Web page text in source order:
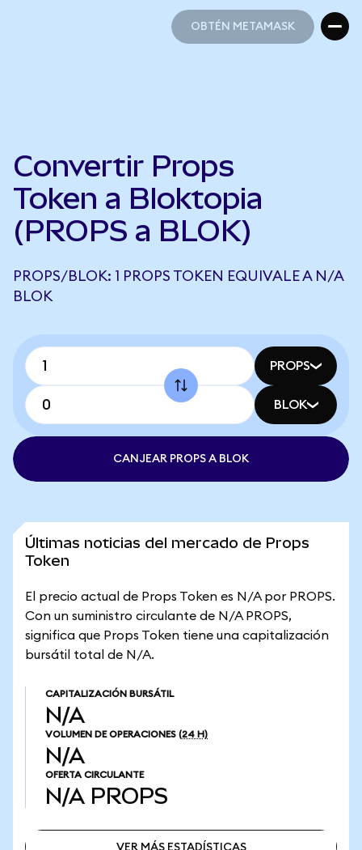
OBTÉN METAMASK
Convertir Props
Token a Bloktopia
(PROPS a BLOK)
PROPS/BLOK: 1 PROPS TOKEN EQUIVALE A N/A
BLOK
PROPS
BLOK
CANJEAR PROPS A BLOK
Últimas noticias del mercado de Props
Token
El precio actual de Props Token es N/A por PROPS.
Con un suministro circulante de N/A PROPS,
significa que Props Token tiene una capitalización
bursátil total de N/A.
CAPITALIZACIÓN BURSÁTIL
N/A
VOLUMEN DE OPERACIONES (24 H)
N/A
OFERTA CIRCULANTE
N/A PROPS
VER MÁS ESTADÍSTICAS